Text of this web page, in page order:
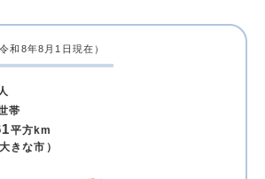
令和8年8月1日現在）
帯
平方km
きな市）